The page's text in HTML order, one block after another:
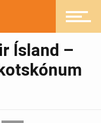
Ísland –